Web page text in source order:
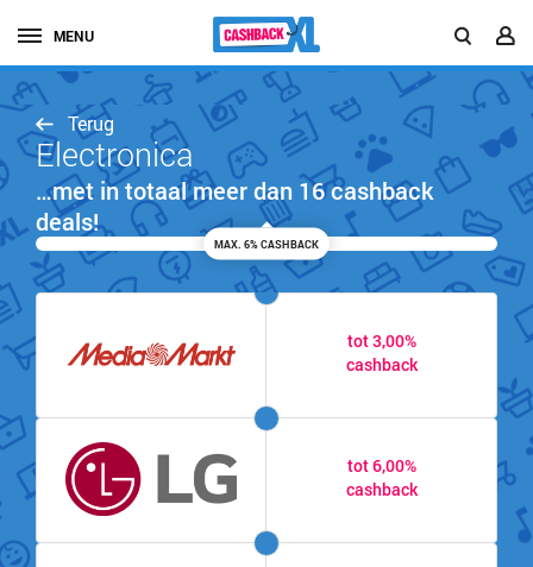
MENU
Terug
Electronica
…met in totaal meer dan 16 cashback
deals!
MAX. 6% CASHBACK
tot 3,00%
cashback
tot 6,00%
cashback